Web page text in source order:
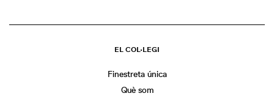
EL COL·LEGI
Finestreta única
Què som